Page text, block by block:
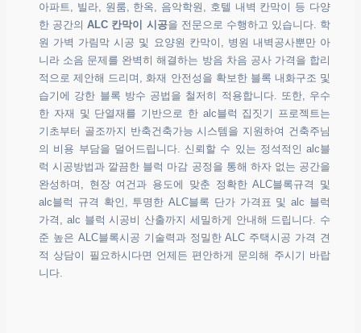
아파트, 빌라, 원룸, 한옥, 음악학원, 호텔 내벽 칸막이 등 다양
한 공간의ALC 칸막이 시공을 전문으로 수행하고 있습니다. 학
원 가벽 가림막 시공 및 요양원 칸막이, 병원 내벽공사뿐만 아
니라 소음 문제를 완벽히 해결하는 방음 차음 공사 가격을 합리
적으로 제안해 드리며, 화재 안전성을 확보한 블록 내화구조 및
습기에 강한 블록 방수 공법을 철저히 적용합니다. 또한, 우수
한 자재 및 단열재를 기반으로 한 alc블럭 집짓기 프로젝트는
기초부터 골조까지 반축건축가능 시스템을 지원하여 건축주님
의 비용 부담을 덜어드립니다. 신뢰할 수 있는 정석적인 alc블
럭 시공방법과 깔끔한 블럭 마감 공정을 통해 하자 없는 공간을
완성하며, 현장 여건과 용도에 맞춘 정확한 ALC블록규격 및
alc블럭 규격 확인, 투명한 ALC블록 단가 가격표 및 alc 블럭
가격, alc 블럭 시공비 산출까지 세밀하게 안내해 드립니다. 수
준 높은 ALC블록시공 기술력과 정밀한 ALC 주택시공 가격 견
적 상담이 필요하시다면 언제든 편안하게 문의해 주시기 바랍
니다.